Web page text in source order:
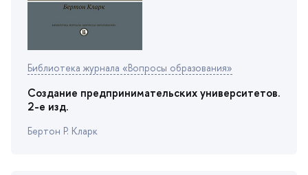
Библиотека журнала «Вопросы образования»
Создание предпринимательских университетов.
2-е изд.
Бертон Р. Кларк